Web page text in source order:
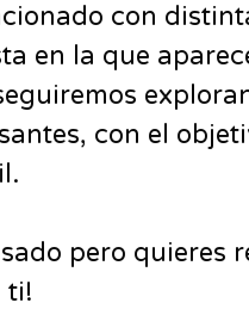
con
en la que
con el
pero quieres
ti!